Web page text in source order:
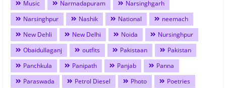
Music
Narmadapuram
Narsinghgarh
Narsinghpur
Nashik National
neemach
New Dehli
New Delhi Noida
Nursinghpur
Obaidullaganj
outfits Pakistaan
Pakistan
Panchkula
Panipath Panjab
Panna
Paraswada
Petrol Diesel Photo
Poetries